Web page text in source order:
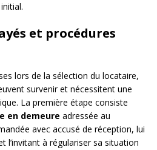
et procédures
lors de la sélection du locataire,
survenir et nécessitent une
La première étape consiste
en demeure adressée au
avec accusé de réception, lui
l’invitant à régulariser sa situation